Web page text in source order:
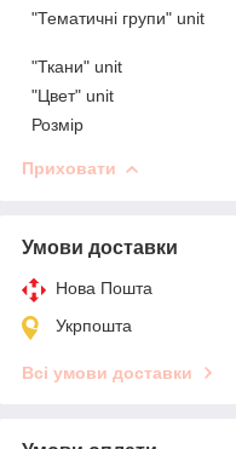
"Тематичні групи" unit
"Ткани" unit
"Цвет" unit
Розмір
Приховати
Умови доставки
Нова Пошта
Укрпошта
Всі умови доставки